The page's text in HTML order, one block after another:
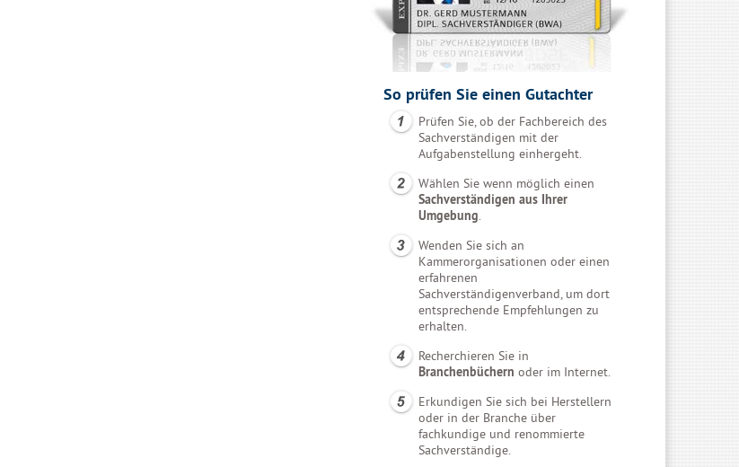
So prüfen Sie einen Gutachter
Prüfen Sie, ob der Fachbereich des
Sachverständigen mit der
Aufgabenstellung einhergeht.
Wählen Sie wenn möglich einen
Sachverständigen aus Ihrer
Umgebung.
Wenden Sie sich an
Kammerorganisationen oder einen
erfahrenen
Sachverständigenverband, um dort
entsprechende Empfehlungen zu
erhalten.
Recherchieren Sie in
Branchenbüchern oder im Internet.
Erkundigen Sie sich bei Herstellern
oder in der Branche über
fachkundige und renommierte
Sachverständige.